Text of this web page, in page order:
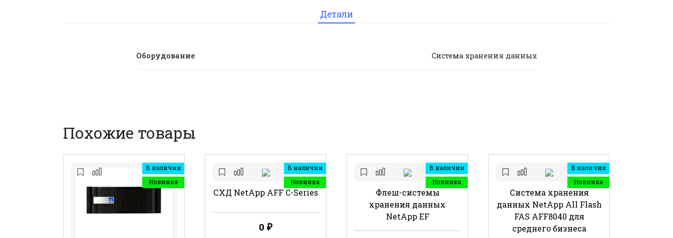
Детали
Оборудование Система хранения данных
Похожие товары
В наличии
Новинка
В наличии
Новинка
СХД NetApp AFF C-Series
0 ₽
В наличии
Новинка
Флеш-системы
хранения данных
NetApp EF
В наличии
Новинка
Система хранения
данных NetApp All Flash
FAS AFF8040 для
среднего бизнеса